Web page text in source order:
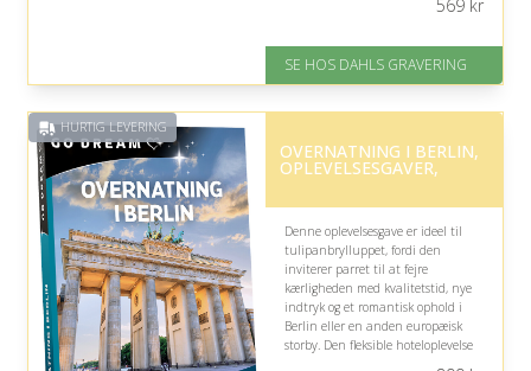
Gratis fragt
på 4.8 ud af 5
569kr
SE HOS DAHLS GRAVERING
HURTIG LEVERING
OVERNATNING I BERLIN,
OPLEVELSESGAVER,
Denne oplevelsesgave er ideel til
tulipanbrylluppet, fordi den
inviterer parret til at fejre
kærligheden med kvalitetstid, nye
indtryk og et romantisk ophold i
Berlin eller en anden europæisk
storby. Den fleksible hoteloplevelse